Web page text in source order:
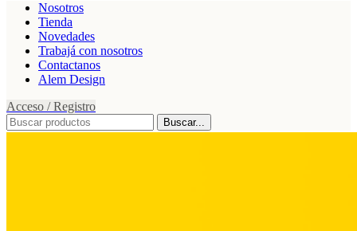
Nosotros
Tienda
Novedades
Trabajá con nosotros
Contactanos
Alem Design
Acceso / Registro
Buscar...